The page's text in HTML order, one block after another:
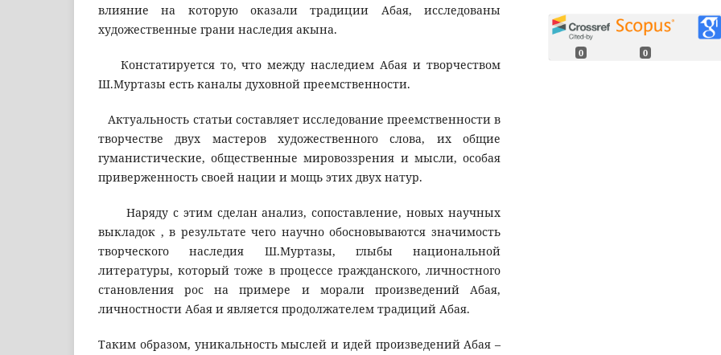
влияние на которую оказали традиции Абая, исследованы
художественные грани наследия акына.
Констатируется то, что между наследием Абая и творчеством
Ш.Муртазы есть каналы духовной преемственности.
Актуальность статьи составляет исследование преемственности в
творчестве двух мастеров художественного слова, их общие
гуманистические, общественные мировоззрения и мысли, особая
приверженность своей нации и мощь этих двух натур.
Наряду с этим сделан анализ, сопоставление, новых научных
выкладок , в результате чего научно обосновываются значимость
творческого наследия Ш.Муртазы, глыбы национальной
литературы, который тоже в процессе гражданского, личностного
становления рос на примере и морали произведений Абая,
личностности Абая и является продолжателем традиций Абая.
Таким образом, уникальность мыслей и идей произведений Абая –
0 0